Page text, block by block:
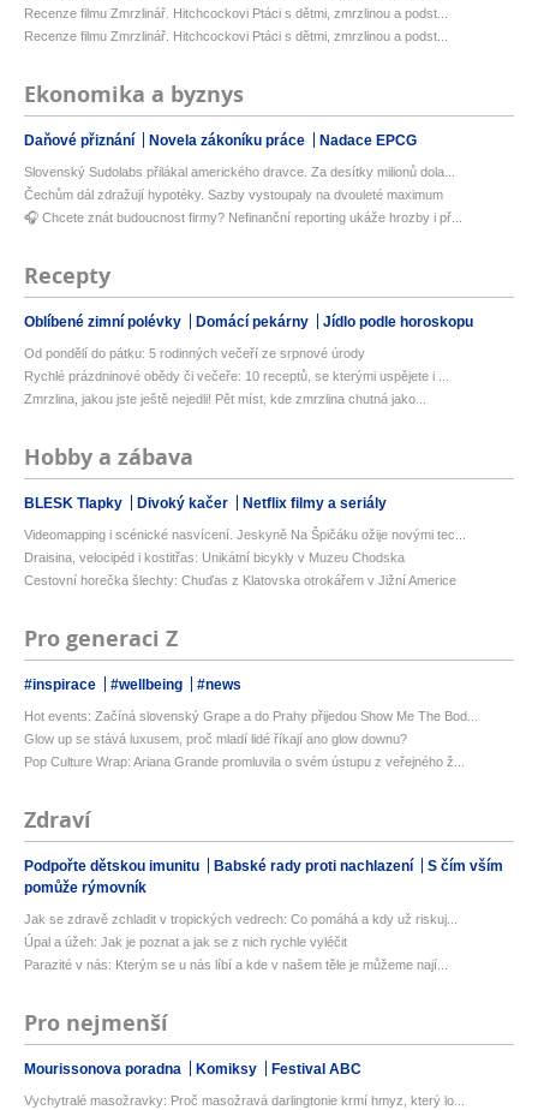
Recenze filmu Zmrzlinář. Hitchcockovi Ptáci s dětmi, zmrzlinou a podst...
Recenze filmu Zmrzlinář. Hitchcockovi Ptáci s dětmi, zmrzlinou a podst...
Ekonomika a byznys
Daňové přiznání Novela zákoníku práce Nadace EPCG
Slovenský Sudolabs přilákal amerického dravce. Za desítky milionů dola...
Čechům dál zdražují hypotéky. Sazby vystoupaly na dvouleté maximum
🎧 Chcete znát budoucnost firmy? Nefinanční reporting ukáže hrozby i př...
Recepty
Oblíbené zimní polévky Domácí pekárny Jídlo podle horoskopu
Od pondělí do pátku: 5 rodinných večeří ze srpnové úrody
Rychlé prázdninové obědy či večeře: 10 receptů, se kterými uspějete i ...
Zmrzlina, jakou jste ještě nejedli! Pět míst, kde zmrzlina chutná jako...
Hobby a zábava
BLESK Tlapky Divoký kačer Netflix filmy a seriály
Videomapping i scénické nasvícení. Jeskyně Na Špičáku ožije novými tec...
Draisina, velocipéd i kostitřas: Unikátní bicykly v Muzeu Chodska
Cestovní horečka šlechty: Chuďas z Klatovska otrokářem v Jižní Americe
Pro generaci Z
#inspirace #wellbeing #news
Hot events: Začíná slovenský Grape a do Prahy přijedou Show Me The Bod...
Glow up se stává luxusem, proč mladí lidé říkají ano glow downu?
Pop Culture Wrap: Ariana Grande promluvila o svém ústupu z veřejného ž...
Zdraví
Podpořte dětskou imunitu Babské rady proti nachlazení
S čím vším
pomůže rýmovník
Jak se zdravě zchladit v tropických vedrech: Co pomáhá a kdy už riskuj...
Úpal a úžeh: Jak je poznat a jak se z nich rychle vyléčit
Parazité v nás: Kterým se u nás líbí a kde v našem těle je můžeme nají...
Pro nejmenší
Mourissonova poradna Komiksy Festival ABC
Vychytralé masožravky: Proč masožravá darlingtonie krmí hmyz, který lo...